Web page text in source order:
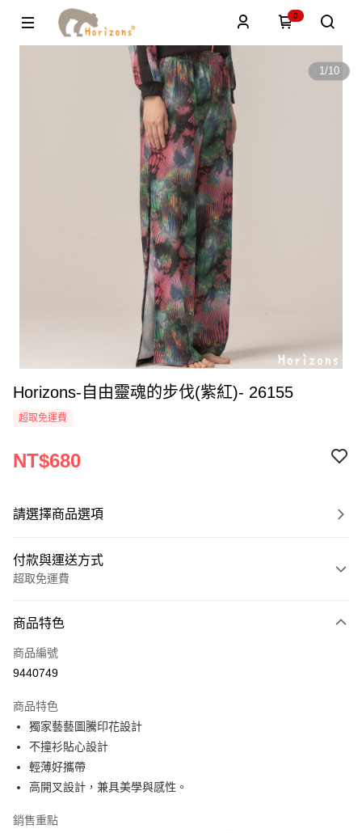
0
1/10
Horizons-自由靈魂的步伐(紫紅)- 26155
超取免運費
NT$680
請選擇商品選項
付款與運送方式
超取免運費
信用卡一次付款
超商取貨付款
Apple Pay
街口支付
悠遊付
運送方式
商品特色
商品編號
9440749
商品特色
獨家藝藝圖騰印花設計
不撞衫貼心設計
輕薄好攜帶
高開叉設計，兼具美學與感性。
銷售重點